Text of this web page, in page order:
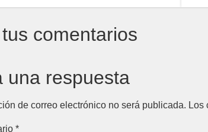
comentarios
una respuesta
de correo electrónico no será publicada. Los
*